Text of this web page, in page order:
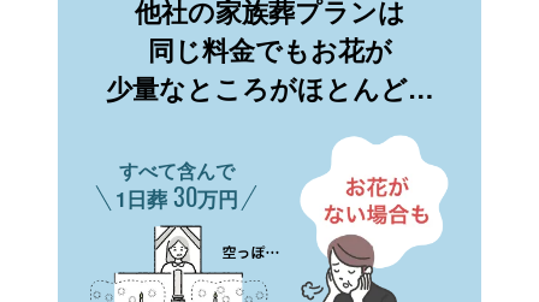
他社の家族葬プランは
同じ料金でもお花が
少量なところがほとんど…
すべて含んで
1日葬 30万円